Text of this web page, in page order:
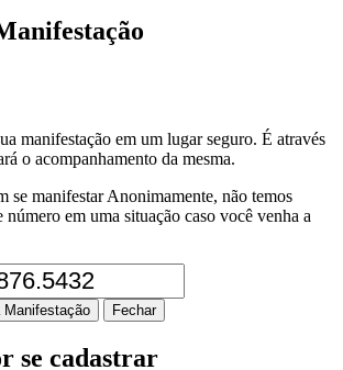
manifestação em um lugar seguro. É através
o acompanhamento da mesma.
se manifestar Anonimamente, não temos
número em uma situação caso você venha a
Manifestação Fechar
se cadastrar